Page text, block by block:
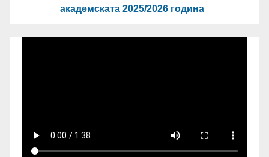
академската 2025/2026 година